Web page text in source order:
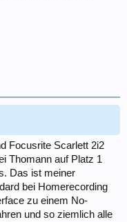
Focusrite Scarlett 2i2
Thomann auf Platz 1
Das ist meiner
bei Homerecording
zu einem No-
und so ziemlich alle